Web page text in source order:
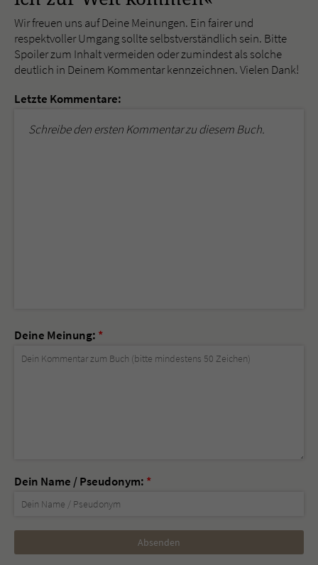
Wir freuen uns auf Deine Meinungen. Ein fairer und
respektvoller Umgang sollte selbstverständlich sein. Bitte
Spoiler zum Inhalt vermeiden oder zumindest als solche
deutlich in Deinem Kommentar kennzeichnen. Vielen Dank!
Letzte Kommentare:
Schreibe den ersten Kommentar zu diesem Buch.
Deine Meinung: *
Dein Name / Pseudonym: *
Nicht
ausfüllen!